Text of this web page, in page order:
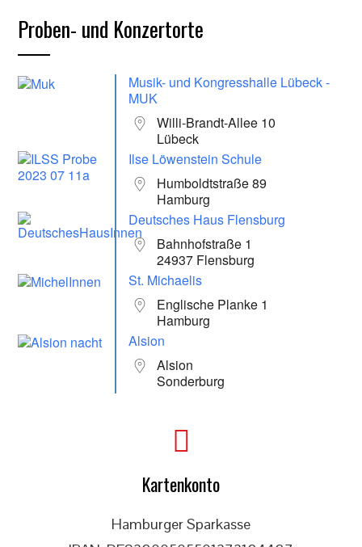
Proben- und Konzertorte
Musik- und Kongresshalle Lübeck -
MUK
Willi-Brandt-Allee 10
Lübeck
Ilse Löwenstein Schule
Humboldtstraße 89
Hamburg
Deutsches Haus Flensburg
Bahnhofstraße 1
24937 Flensburg
St. Michaelis
Englische Planke 1
Hamburg
Alsion
Alsion
Sonderburg
Kartenkonto
Hamburger Sparkasse